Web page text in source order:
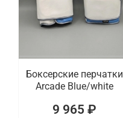
Боксерские перчатки
Arcade Blue/white
9 965 ₽